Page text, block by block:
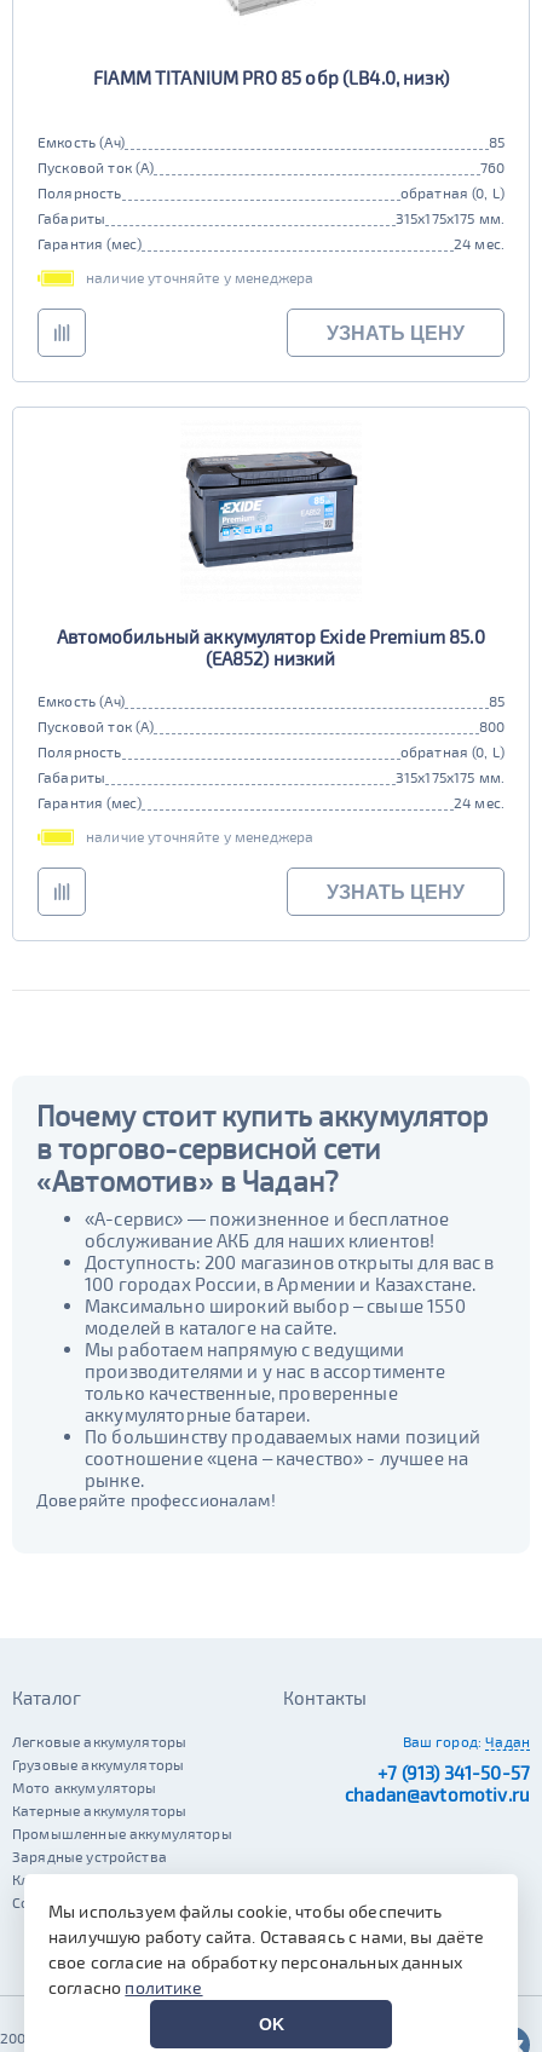
FIAMM TITANIUM PRO 85 обр (LB4.0, низк)
Емкость (Ач)
85
Пусковой ток (А)
760
Полярность
обратная (0, L)
Габариты
315x175x175 мм.
Гарантия (мес)
24 мес.
наличие уточняйте у менеджера
УЗНАТЬ ЦЕНУ
Автомобильный аккумулятор Exide Premium 85.0
(EA852) низкий
Емкость (Ач)
85
Пусковой ток (А)
800
Полярность
обратная (0, L)
Габариты
315x175x175 мм.
Гарантия (мес)
24 мес.
наличие уточняйте у менеджера
УЗНАТЬ ЦЕНУ
Почему стоит купить аккумулятор
в торгово-сервисной сети
«Автомотив» в Чадан?
«А-сервис» — пожизненное и бесплатное
обслуживание АКБ для наших клиентов!
Доступность: 200 магазинов открыты для вас в
100 городах России, в Армении и Казахстане.
Максимально широкий выбор – свыше 1550
моделей в каталоге на сайте.
Мы работаем напрямую с ведущими
производителями и у нас в ассортименте
только качественные, проверенные
аккумуляторные батареи.
По большинству продаваемых нами позиций
соотношение «цена – качество» - лучшее на
рынке.
Доверяйте профессионалам!
Каталог
Легковые аккумуляторы
Грузовые аккумуляторы
Мото аккумуляторы
Катерные аккумуляторы
Промышленные аккумуляторы
Зарядные устройства
Клеммы
Сопутствующие автотовары
Контакты
Ваш город: Чадан
+7 (913) 341-50-57
chadan@avtomotiv.ru
2002–2026 © Автомотив
Мы используем файлы cookie, чтобы обеспечить
наилучшую работу сайта. Оставаясь с нами, вы даёте
свое согласие на обработку персональных данных
согласно политике
OK